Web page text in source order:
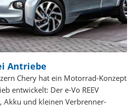
Antriebe
Chery hat ein Motorrad-Konzept
entwickelt: Der e-Vo REEV
und kleinen Verbrenner-